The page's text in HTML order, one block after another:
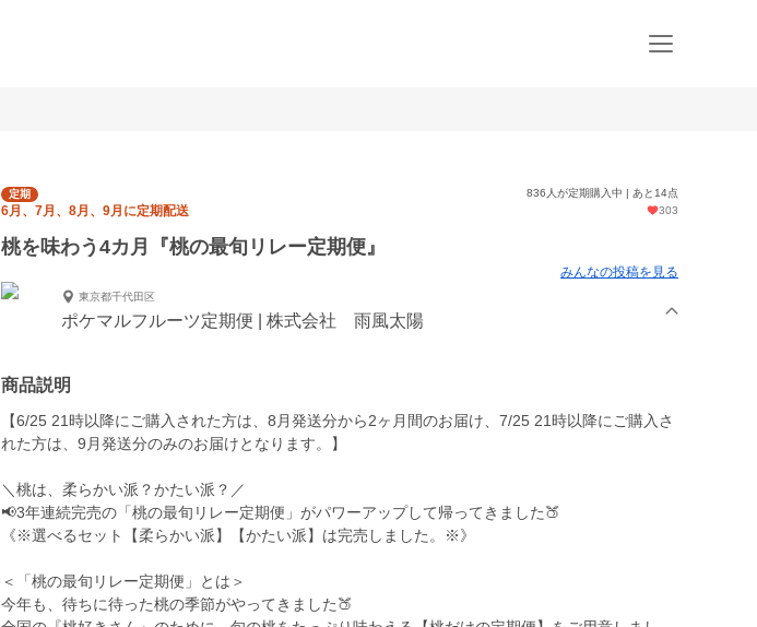
定期 836人が定期購入中 | あと14点
6月、7月、8月、9月に定期配送 303
桃を味わう4カ月『桃の最旬リレー定期便』
みんなの投稿を見る
東京都千代田区
ポケマルフルーツ定期便 | 株式会社 雨風太陽
商品説明
【6/25 21時以降にご購入された方は、8月発送分から2ヶ月間のお届け、7/25 21時以降にご購入さ
れた方は、9月発送分のみのお届けとなります。】
＼桃は、柔らかい派？かたい派？／
📢3年連続完売の「桃の最旬リレー定期便」がパワーアップして帰ってきました🍑
《※選べるセット【柔らかい派】【かたい派】は完売しました。※》
＜「桃の最旬リレー定期便」とは＞
今年も、待ちに待った桃の季節がやってきました🍑